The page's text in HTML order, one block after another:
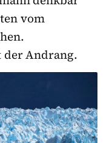
vom
der Andrang.